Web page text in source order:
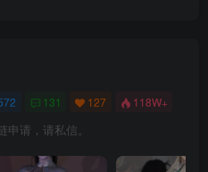
131 127 118W+
申请，请私信。